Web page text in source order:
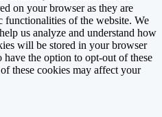
on your browser as they are
functionalities of the website. We
us analyze and understand how
will be stored in your browser
the option to opt-out of these
these cookies may affect your